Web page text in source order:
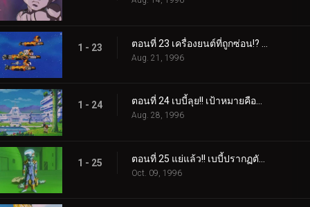
1 - 23
Aug. 21, 1996
1 - 24 ตอนที่ 24 เบบี้ลุย!! เป้าหมายคือชาวไซย่า!!
Aug. 28, 1996
1 - 25
Oct. 09, 1996